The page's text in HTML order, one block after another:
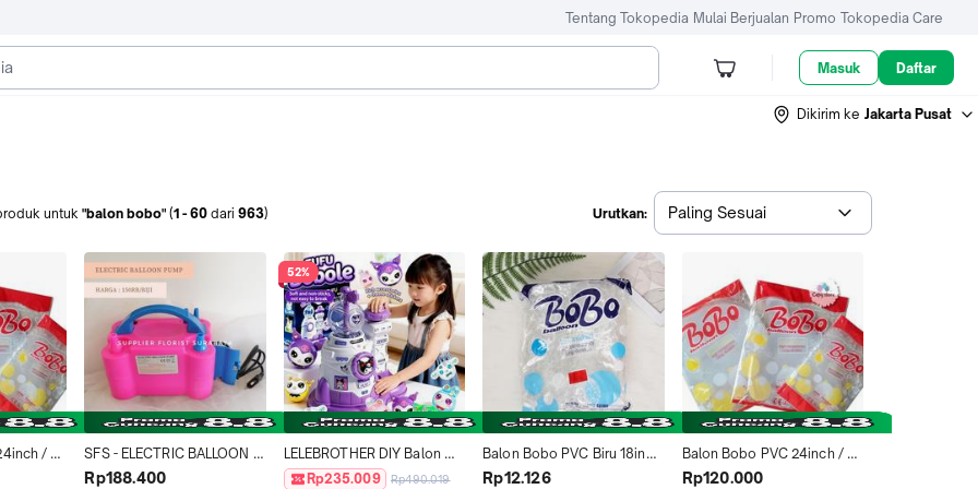
Tentang Tokopedia Mulai Berjualan Promo Tokopedia Care
Masuk Daftar
Dikirim ke Jakarta Pusat
untuk "balon bobo" (1 -60 dari 963) Urutkan: Paling Sesuai
/
Balon
SFS - ELECTRIC BALLOON
PUMP POMPA BALON
Rp188.400
52%
LELEBROTHER DIY Balon
Sticky Magic Pop It - Magic
Rp235.009 Rp490.019
Balon Bobo PVC Biru 18inch
Transparan
Rp12.126
Balon Bobo PVC 24inch /
Balon Transparan / Balon
Rp120.000